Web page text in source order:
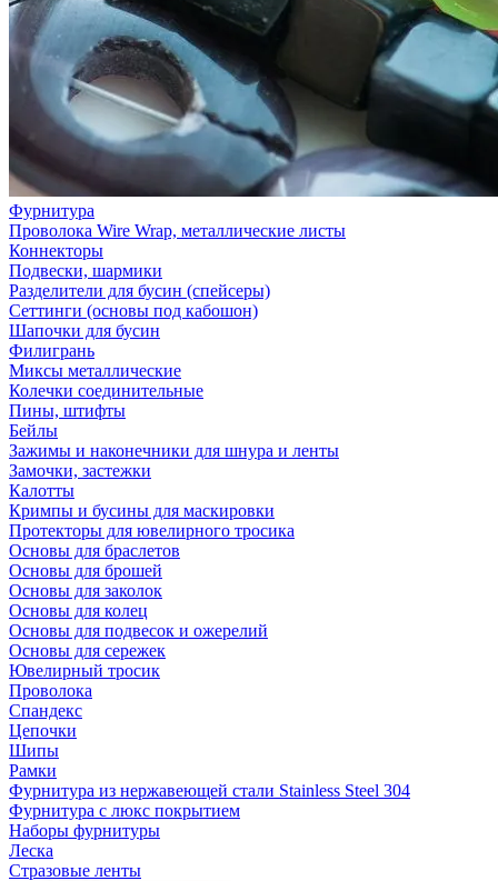
Фурнитура
Проволока Wire Wrap, металлические листы
Коннекторы
Подвески, шармики
Разделители для бусин (спейсеры)
Сеттинги (основы под кабошон)
Шапочки для бусин
Филигрань
Миксы металлические
Колечки соединительные
Пины, штифты
Бейлы
Зажимы и наконечники для шнура и ленты
Замочки, застежки
Калотты
Кримпы и бусины для маскировки
Протекторы для ювелирного тросика
Основы для браслетов
Основы для брошей
Основы для заколок
Основы для колец
Основы для подвесок и ожерелий
Основы для сережек
Ювелирный тросик
Проволока
Спандекс
Цепочки
Шипы
Рамки
Фурнитура из нержавеющей стали Stainless Steel 304
Фурнитура с люкс покрытием
Наборы фурнитуры
Леска
Стразовые ленты